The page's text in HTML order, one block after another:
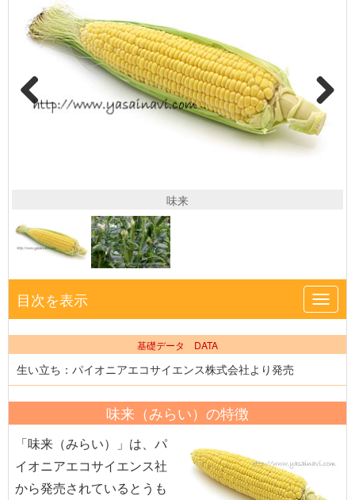
味来
目次を表示
基礎データ DATA
生い立ち：パイオニアエコサイエンス株式会社より発売
味来（みらい）の特徴
「味来（みらい）」は、パ
イオニアエコサイエンス社
から発売されているとうも